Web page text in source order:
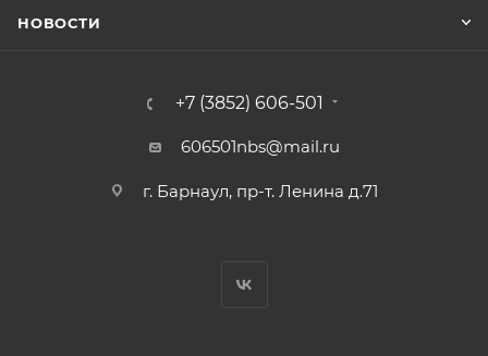
НОВОСТИ
+7 (3852) 606-501
606501nbs@mail.ru
г. Барнаул, пр-т. Ленина д.71